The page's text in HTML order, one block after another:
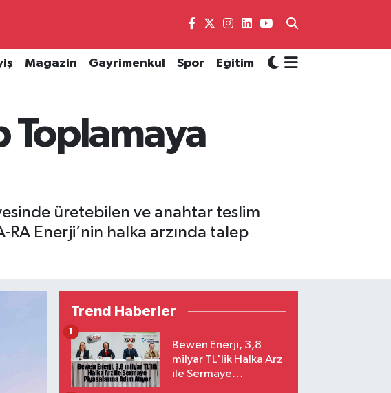
Magazin Gayrimenkul Spor Eğitim
Toplamaya
üretebilen ve anahtar teslim
RA Enerji’nin halka arzında talep
Trend Haberler
Bewen Enerji, 3,8
milyar TL'lik Halka Arz
ile Sermaye
1